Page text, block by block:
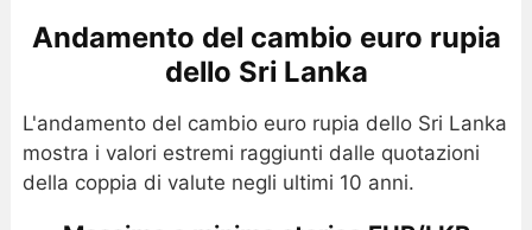
Andamento del cambio euro rupia
dello Sri Lanka
L'andamento del cambio euro rupia dello Sri Lanka
mostra i valori estremi raggiunti dalle quotazioni
della coppia di valute negli ultimi 10 anni.